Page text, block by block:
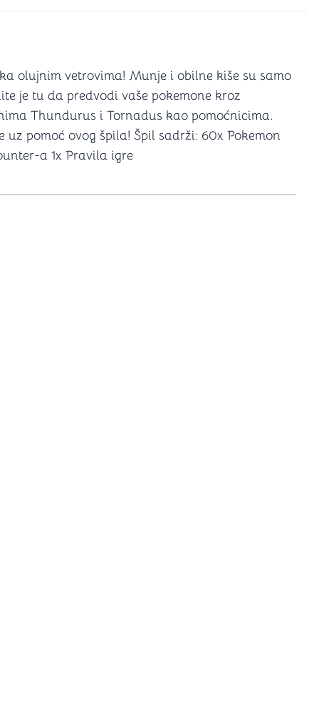
igranje
olujnim vetrovima! Munje i obilne kiše su samo
je tu da predvodi vaše pokemone kroz
Thundurus i Tornadus kao pomoćnicima.
pomoć ovog špila! Špil sadrži: 60x Pokemon
a 1x Pravila igre